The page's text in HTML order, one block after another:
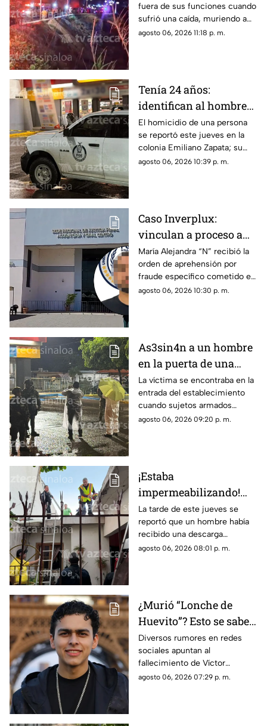
del Centenario, en
Mazatlán
fuera de sus funciones cuando
sufrió una caída, muriendo a
causa de múltiples golpes
agosto 06, 2026 11:18 p. m.
Tenía 24 años:
identifican al hombre
as3sin4do en tienda de
conveniencia al sur de
Culiacán
El homicidio de una persona
se reportó este jueves en la
colonia Emiliano Zapata; su
cuerpo quedó justo en la
agosto 06, 2026 10:39 p. m.
Caso Inverplux:
vinculan a proceso a
Isaac Andrey “N” y
detienen a segunda
implicada en
megafraude
María Alejandra “N” recibió la
orden de aprehensión por
fraude específico cometido en
Sinaloa, mientras que el primer
agosto 06, 2026 10:30 p. m.
As3sin4n a un hombre
en la puerta de una
tienda de conveniencia
en la Emiliano Zapata,
Culiacán
La víctima se encontraba en la
entrada del establecimiento
cuando sujetos armados
abrieron fuego contra él
agosto 06, 2026 09:20 p. m.
¡Estaba
impermeabilizando!
Hombre recibe
descarga eléctrica en la
colonia Álamos Uno, en
Los Mochis
La tarde de este jueves se
reportó que un hombre había
recibido una descarga
eléctrica mientras se
agosto 06, 2026 08:01 p. m.
¿Murió “Lonche de
Huevito”? Esto se sabe
del streamer
sinaloense
Diversos rumores en redes
sociales apuntan al
fallecimiento de Víctor
Ordoñez, conocido como
agosto 06, 2026 07:29 p. m.